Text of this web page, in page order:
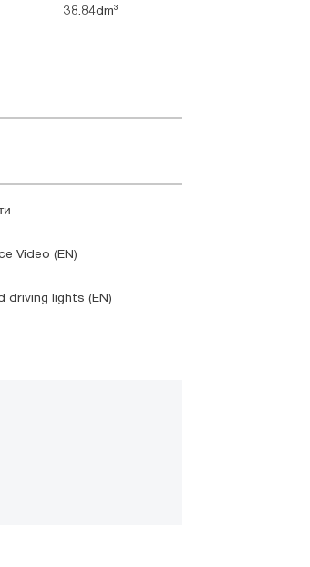
38.84dm³
Video (EN)
driving lights (EN)